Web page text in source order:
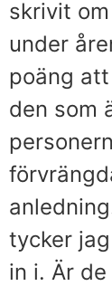
skrivit
under
poäng
den som
tycker
in i. Är